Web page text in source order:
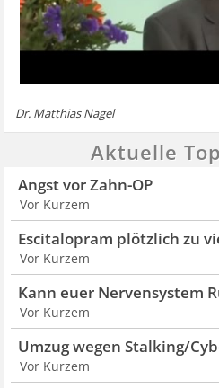
Dr. Matthias Nagel
Aktuelle
Angst vor Zahn-OP
Vor Kurzem
Escitalopram plötzlich zu
Vor Kurzem
Kann euer Nervensystem
Vor Kurzem
Umzug wegen Stalking/
Vor Kurzem